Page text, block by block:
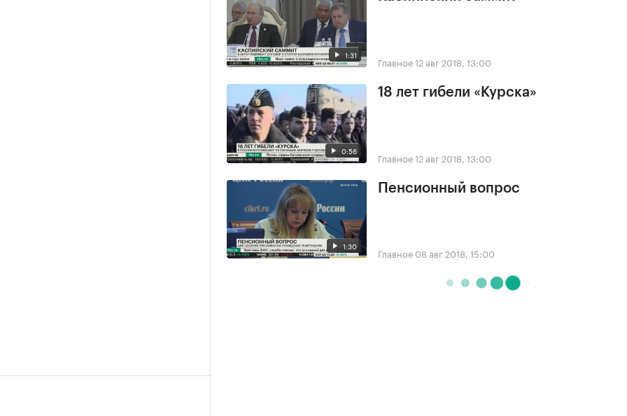
1:31 Главное12 авг 2018, 13:00
0:56
18 лет гибели «Курска»
Главное12 авг 2018, 13:00
1:30
Пенсионный вопрос
Главное 08 авг 2018, 15:00